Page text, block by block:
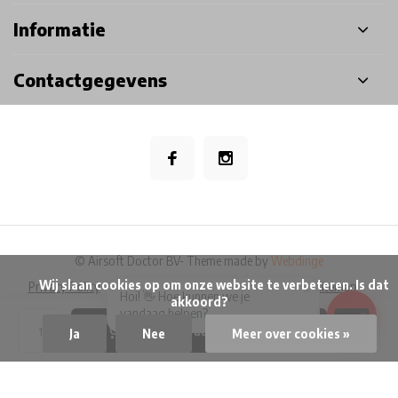
Toevoegen aan winkelwagen
Informatie
Contactgegevens
Privacy Policy Algemene voorwaarden Disclaimer Sitemap
© Airsoft Doctor BV- Theme made by Webdinge
            Wij slaan cookies op om onze website te verbeteren. Is dat
akkoord?
Ja Nee Meer over cookies »
×
Hoi! 👋 Hoe kunnen we je
vandaag helpen?